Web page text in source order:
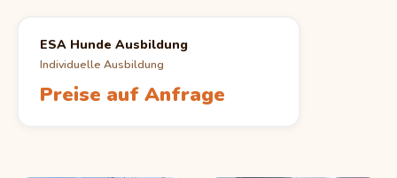
ESA Hunde Ausbildung
Individuelle Ausbildung
Preise auf Anfrage